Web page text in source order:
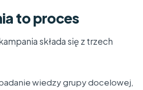
to proces
składa się z trzech
wiedzy grupy docelowej,